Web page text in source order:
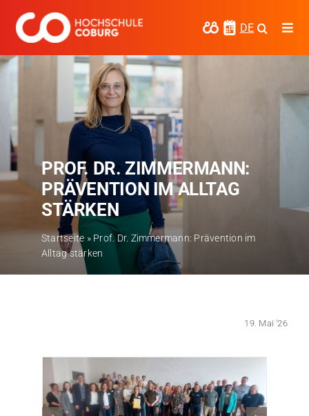
Inhalt
springen
DE
Studieren
Forschen
Kooperieren
Hochschule Coburg
Regionalentwicklung
Entdecke die Region
Informationen für …
Stellenangebote
News
PROF. DR. ZIMMERMANN:
PRÄVENTION IM ALLTAG
STÄRKEN
Startseite » Prof. Dr. Zimmermann: Prävention im
Alltag stärken
19. Mai '26